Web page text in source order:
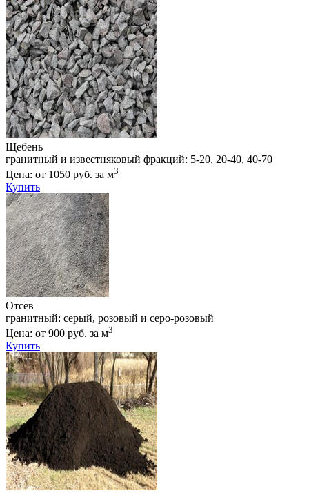
Щебень
гранитный и известняковый фракций: 5-20, 20-40, 40-70
Цена: от 1050 руб. за м3
Купить
Отсев
гранитный: серый, розовый и серо-розовый
Цена: от 900 руб. за м3
Купить